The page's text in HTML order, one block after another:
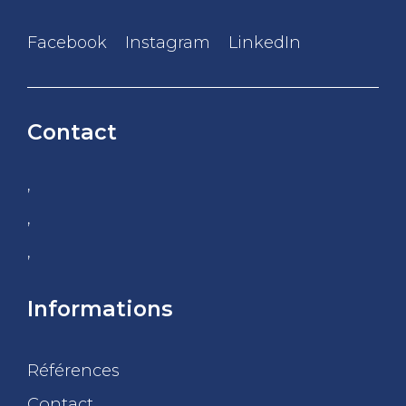
Facebook Instagram LinkedIn
Contact
,
,
,
Informations
Références